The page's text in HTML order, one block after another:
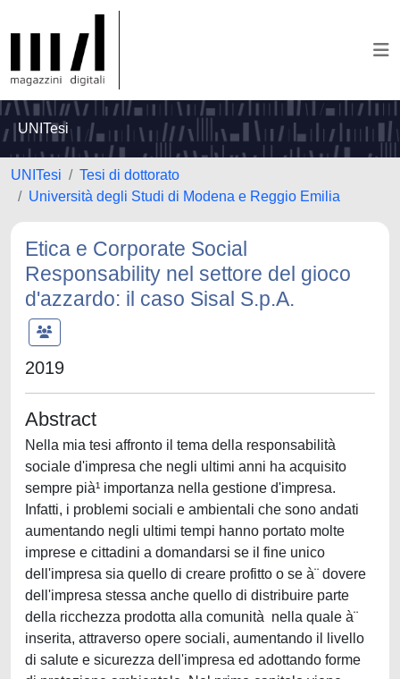
UNITesi
UNITesi
Tesi di dottorato
Università degli Studi di Modena e Reggio Emilia
Etica e Corporate Social
Responsability nel settore del gioco
d'azzardo: il caso Sisal S.p.A.
2019
Abstract
Nella mia tesi affronto il tema della responsabilità
sociale d'impresa che negli ultimi anni ha acquisito
sempre pià¹ importanza nella gestione d'impresa.
Infatti, i problemi sociali e ambientali che sono andati
aumentando negli ultimi tempi hanno portato molte
imprese e cittadini a domandarsi se il fine unico
dell'impresa sia quello di creare profitto o se à¨ dovere
dell'impresa stessa anche quello di distribuire parte
della ricchezza prodotta alla comunità nella quale à¨
inserita, attraverso opere sociali, aumentando il livello
di salute e sicurezza dell'impresa ed adottando forme